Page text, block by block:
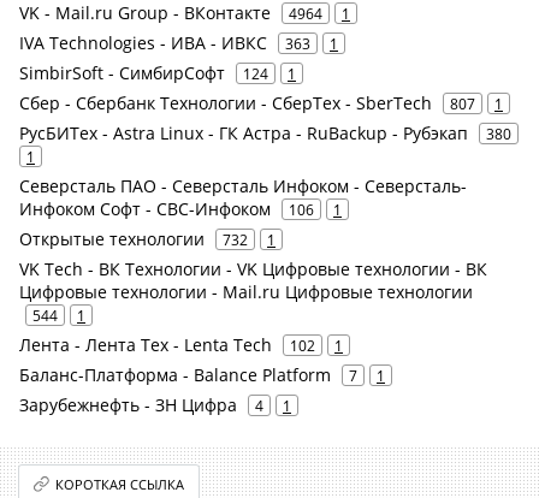
VK - Mail.ru Group - ВКонтакте 4964 1
IVA Technologies - ИВА - ИВКС 363 1
SimbirSoft - СимбирСофт 124 1
Сбер - Сбербанк Технологии - СберТех - SberTech 807 1
РусБИТех - Astra Linux - ГК Астра - RuBackup - Рубэкап
380
1
Северсталь ПАО - Северсталь Инфоком - Северсталь-
Инфоком Софт - СВС-Инфоком
106 1
Открытые технологии 732 1
VK Tech - ВК Технологии - VK Цифровые технологии - ВК
Цифровые технологии - Mail.ru Цифровые технологии
544 1
Лента - Лента Тех - Lenta Tech 102 1
Баланс-Платформа - Balance Platform 7 1
Зарубежнефть - ЗН Цифра 4 1
КОРОТКАЯ ССЫЛКА